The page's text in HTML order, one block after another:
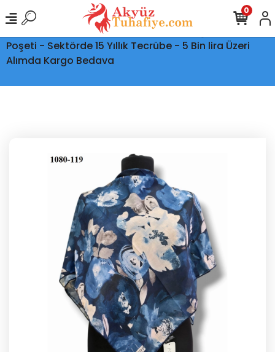
Ptt Kargo İle Tüm Türkiye'ye Teslimat - Şeffaf Kargo
Poşeti - Sektörde 15 Yıllık Tecrübe - 5 Bin lira Üzeri
Alımda Kargo Bedava
0